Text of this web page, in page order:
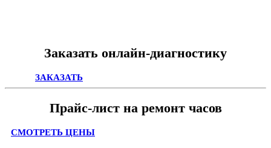
Заказать онлайн-диагностику
ЗАКАЗАТЬ
Прайс-лист на ремонт часов
СМОТРЕТЬ ЦЕНЫ